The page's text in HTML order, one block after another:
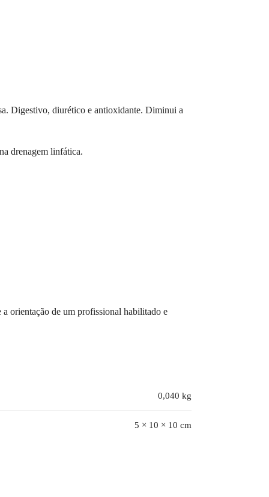
Digestivo, diurético e antioxidante. Diminui a
drenagem linfática.
orientação de um profissional habilitado e
0,040 kg
5 × 10 × 10 cm